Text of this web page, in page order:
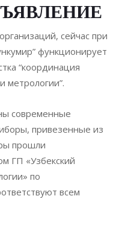
сейчас при
функционирует
“координация
метрологии”.
современные
привезенные из
прошли
ГП «Узбекский
по
всем